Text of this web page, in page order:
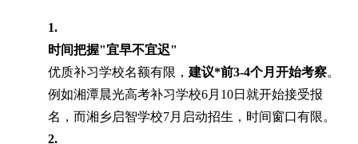
1.
时间把握"宜早不宜迟"
优质补习学校名额有限， 建议*前3-4个月开始考察。
例如湘潭晨光高考补习学校6月10日就开始接受报
名，而湘乡启智学校7月启动招生，时间窗口有限。
2.